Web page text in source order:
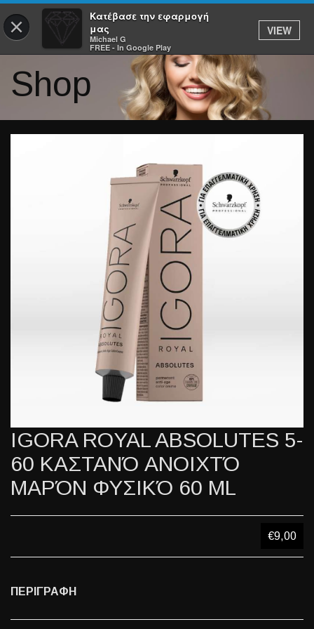
×
Κατέβασε την εφαρμογή
μας
Michael G
FREE - In Google Play
VIEW
Shop
IGORA ROYAL ABSOLUTES 5-
60 ΚΑΣΤΑΝΌ ΑΝΟΙΧΤΌ
ΜΑΡΌΝ ΦΥΣΙΚΌ 60 ML
€9,00
ΠΕΡΙΓΡΑΦΗ